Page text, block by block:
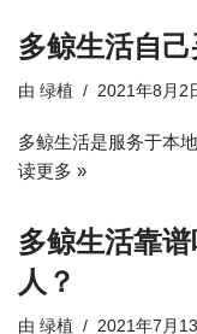
多鲸生活自
由 绿植 2021年8月2
多鲸生活是服务于本
读更多 »
多鲸生活靠
人？
由 绿植 2021年7月